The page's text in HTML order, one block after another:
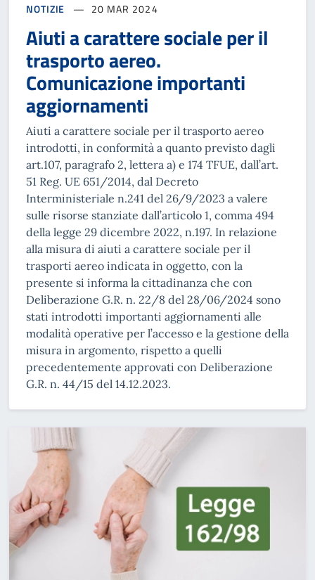
NOTIZIE 20 MAR 2024
Aiuti a carattere sociale per il
trasporto aereo.
Comunicazione importanti
aggiornamenti
Aiuti a carattere sociale per il trasporto aereo
introdotti, in conformità a quanto previsto dagli
art.107, paragrafo 2, lettera a) e 174 TFUE, dall’art.
51 Reg. UE 651/2014, dal Decreto
Interministeriale n.241 del 26/9/2023 a valere
sulle risorse stanziate dall’articolo 1, comma 494
della legge 29 dicembre 2022, n.197. In relazione
alla misura di aiuti a carattere sociale per il
trasporti aereo indicata in oggetto, con la
presente si informa la cittadinanza che con
Deliberazione G.R. n. 22/8 del 28/06/2024 sono
stati introdotti importanti aggiornamenti alle
modalità operative per l’accesso e la gestione della
misura in argomento, rispetto a quelli
precedentemente approvati con Deliberazione
G.R. n. 44/15 del 14.12.2023.